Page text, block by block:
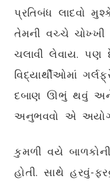
પ્રતિબંધ લાદવો
તેમની વચ્ચે ચોખ્ખી
ચલાવી લેવાય. પણ
વિદ્યાર્થીઓમાં
દબાણ ઊભું થવું અને
અનુભવવો એ
કુમળી વયે
હોતી. સાથે હરવું-